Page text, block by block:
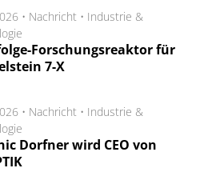
• Nachricht • Industrie &
Forschungsreaktor für
7-X
• Nachricht • Industrie &
Dorfner wird CEO von